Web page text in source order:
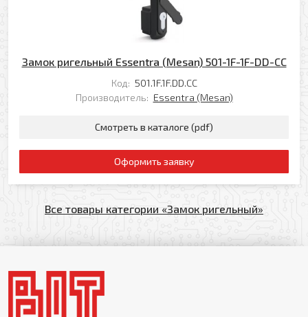
Замок ригельный Essentra (Mesan) 501-1F-1F-DD-CC
Код: 501.1F.1F.DD.CC
Производитель: Essentra (Mesan)
Смотреть в каталоге (pdf)
Оформить заявку
Все товары категории «Замок ригельный»